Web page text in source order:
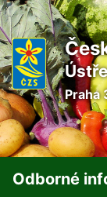
Praha
Odborné